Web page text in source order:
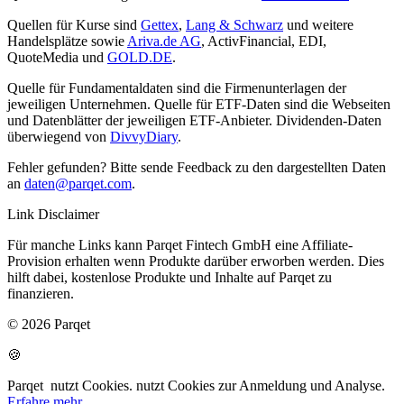
Quellen für Kurse sind Gettex, Lang & Schwarz und weitere
Handelsplätze sowie Ariva.de AG, ActivFinancial, EDI,
QuoteMedia und GOLD.DE.
Quelle für Fundamentaldaten sind die Firmenunterlagen der
jeweiligen Unternehmen. Quelle für ETF-Daten sind die Webseiten
und Datenblätter der jeweiligen ETF-Anbieter. Dividenden-Daten
überwiegend von DivvyDiary.
Fehler gefunden? Bitte sende Feedback zu den dargestellten Daten
an daten@parqet.com.
Link Disclaimer
Für manche Links kann Parqet Fintech GmbH eine Affiliate-
Provision erhalten wenn Produkte darüber erworben werden. Dies
hilft dabei, kostenlose Produkte und Inhalte auf Parqet zu
finanzieren.
© 2026 Parqet
🍪
Parqet nutzt Cookies. nutzt Cookies zur Anmeldung und Analyse.